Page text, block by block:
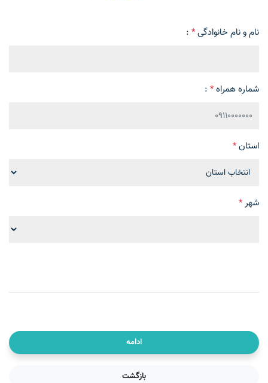
نام و نام خانوادگی*
:
شماره همراه*
:
استان*
شهر*
ادامه
بازگشت